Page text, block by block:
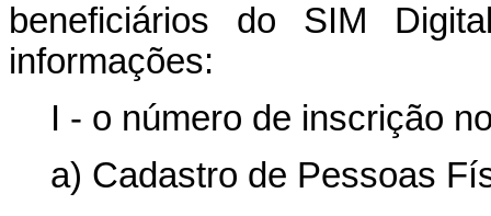
beneficiários do SIM
informações:
I - o número de inscrição
a) Cadastro de Pessoas